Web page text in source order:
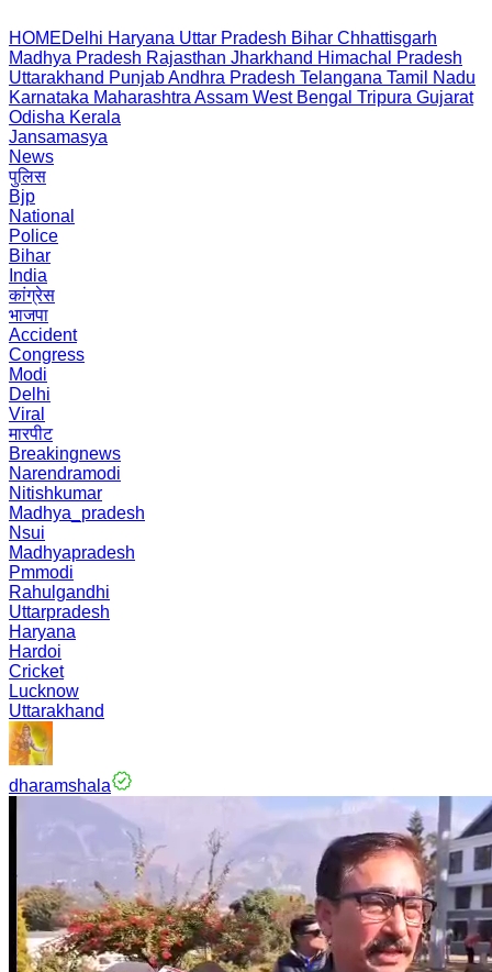
HOMEDelhi Haryana Uttar Pradesh Bihar Chhattisgarh
Madhya Pradesh Rajasthan Jharkhand Himachal Pradesh
Uttarakhand PunjabAndhra Pradesh Telangana Tamil Nadu
Karnataka Maharashtra Assam West Bengal Tripura Gujarat
Odisha Kerala
Jansamasya
News
पुलिस
Bjp
National
Police
Bihar
India
कांग्रेस
भाजपा
Accident
Congress
Modi
Delhi
Viral
मारपीट
Breakingnews
Narendramodi
Nitishkumar
Madhya_pradesh
Nsui
Madhyapradesh
Pmmodi
Rahulgandhi
Uttarpradesh
Haryana
Hardoi
Cricket
Lucknow
Uttarakhand
dharamshala